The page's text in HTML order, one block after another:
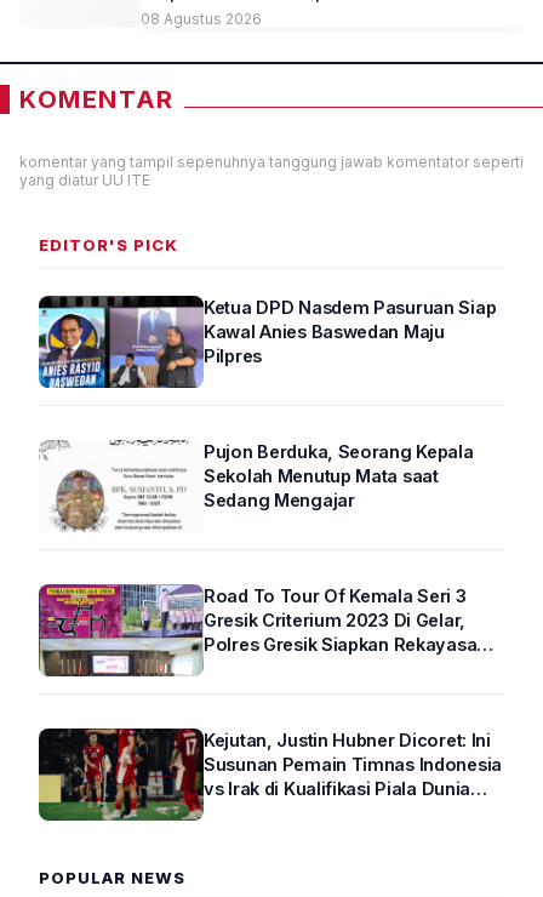
hingga Kepemimpinan
08 Agustus 2026
KOMENTAR
komentar yang tampil sepenuhnya tanggung jawab komentator seperti
yang diatur UU ITE
EDITOR'S PICK
Ketua DPD Nasdem Pasuruan Siap
Kawal Anies Baswedan Maju
Pilpres
Pujon Berduka, Seorang Kepala
Sekolah Menutup Mata saat
Sedang Mengajar
Road To Tour Of Kemala Seri 3
Gresik Criterium 2023 Di Gelar,
Polres Gresik Siapkan Rekayasa
Kejutan, Justin Hubner Dicoret: Ini
Susunan Pemain Timnas Indonesia
vs Irak di Kualifikasi Piala Dunia
POPULAR NEWS